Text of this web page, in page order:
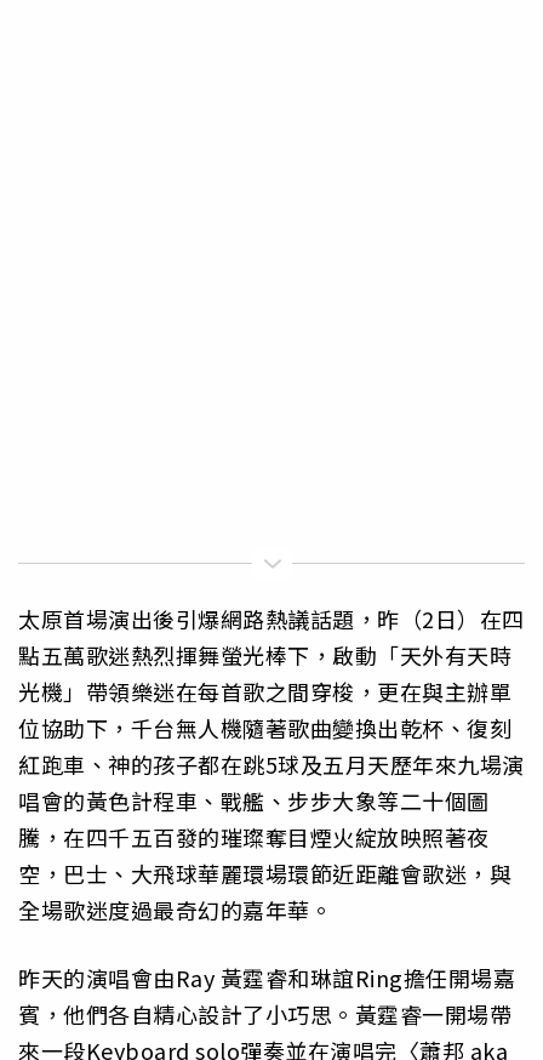
太原首場演出後引爆網路熱議話題，昨（2日）在四
點五萬歌迷熱烈揮舞螢光棒下，啟動「天外有天時
光機」帶領樂迷在每首歌之間穿梭，更在與主辦單
位協助下，千台無人機隨著歌曲變換出乾杯、復刻
紅跑車、神的孩子都在跳5球及五月天歷年來九場演
唱會的黃色計程車、戰艦、步步大象等二十個圖
騰，在四千五百發的璀璨奪目煙火綻放映照著夜
空，巴士、大飛球華麗環場環節近距離會歌迷，與
全場歌迷度過最奇幻的嘉年華。
昨天的演唱會由Ray 黃霆睿和琳誼Ring擔任開場嘉
賓，他們各自精心設計了小巧思。黃霆睿一開場帶
來一段Keyboard solo彈奏並在演唱完〈蕭邦 aka